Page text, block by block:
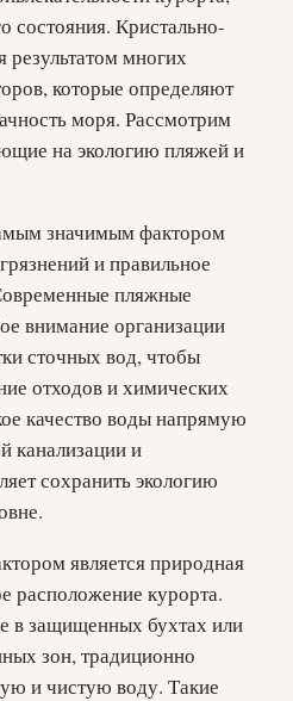
состояния. Кристально-
результатом многих
которые определяют
моря. Рассмотрим
на экологию пляжей и
значимым фактором
и правильное
пляжные
внимание организации
сточных вод, чтобы
отходов и химических
качество воды напрямую
канализации и
сохранить экологию
является природная
расположение курорта.
в защищенных бухтах или
зон, традиционно
и чистую воду. Такие